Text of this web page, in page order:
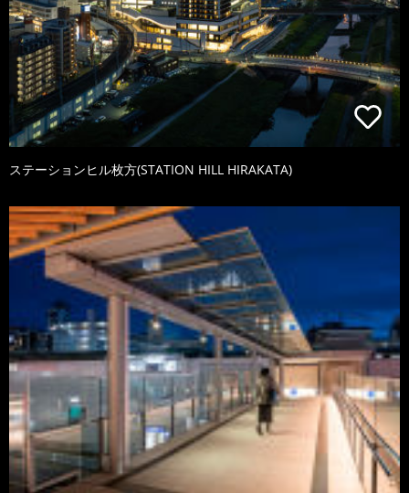
ステーションヒル枚方(STATION HILL HIRAKATA)